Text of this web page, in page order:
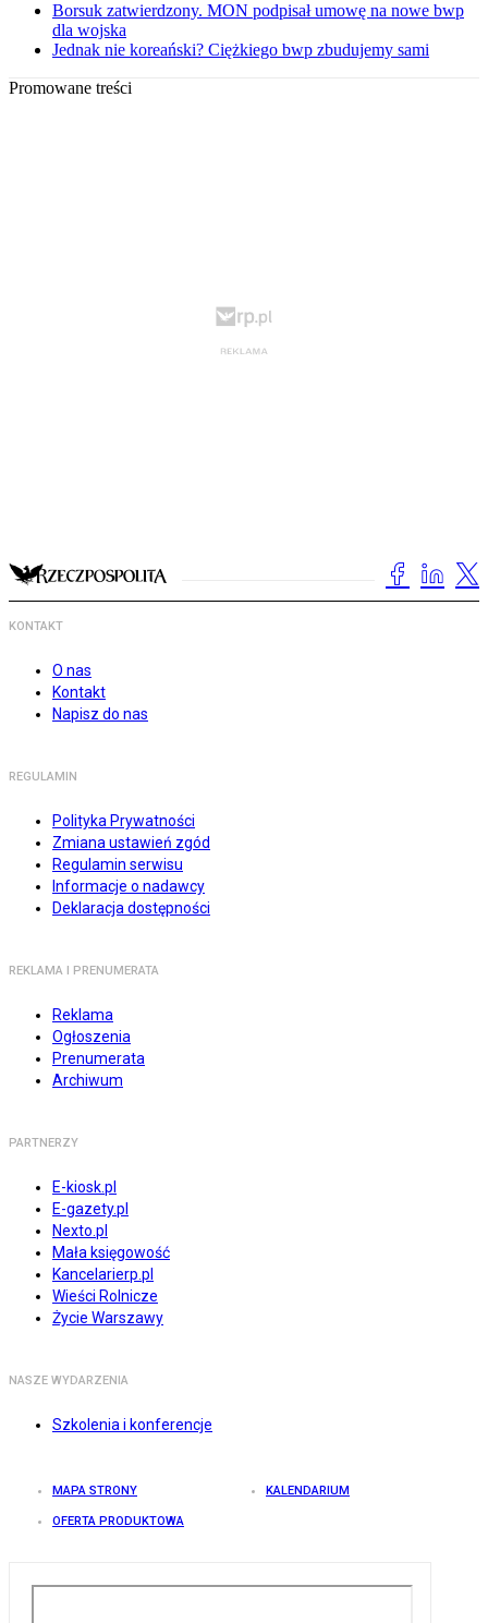
Borsuk zatwierdzony. MON podpisał umowę na nowe bwp
dla wojska
Jednak nie koreański? Ciężkiego bwp zbudujemy sami
Promowane treści
KONTAKT
O nas
Kontakt
Napisz do nas
REGULAMIN
Polityka Prywatności
Zmiana ustawień zgód
Regulamin serwisu
Informacje o nadawcy
Deklaracja dostępności
REKLAMA I PRENUMERATA
Reklama
Ogłoszenia
Prenumerata
Archiwum
PARTNERZY
E-kiosk.pl
E-gazety.pl
Nexto.pl
Mała księgowość
Kancelarierp.pl
Wieści Rolnicze
Życie Warszawy
NASZE WYDARZENIA
Szkolenia i konferencje
MAPA STRONY KALENDARIUM
OFERTA PRODUKTOWA